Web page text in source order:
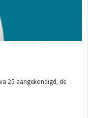
25 aangekondigd, de